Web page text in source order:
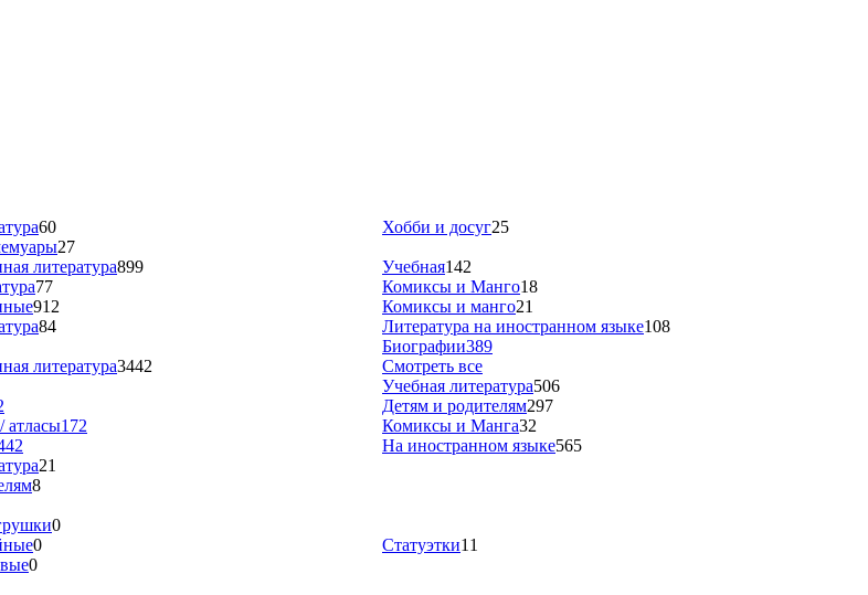
60
27
Хобби и досуг25
литература899
77
Учебная142
Комиксы и Манго18
912
84
Комиксы и манго21
Литература на иностранном языке108
литература3442
атласы172
Биографии389
Смотреть все
Учебная литература506
Детям и родителям297
Комиксы и Манга32
На иностранном языке565
21
8
0
0
0
Статуэтки11